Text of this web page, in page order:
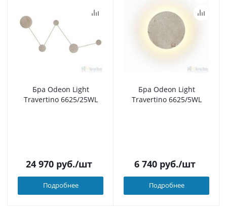
Бра Odeon Light
Travertino 6625/25WL
24 970руб./шт
Подробнее
Бра Odeon Light
Travertino 6625/5WL
6 740руб./шт
Подробнее